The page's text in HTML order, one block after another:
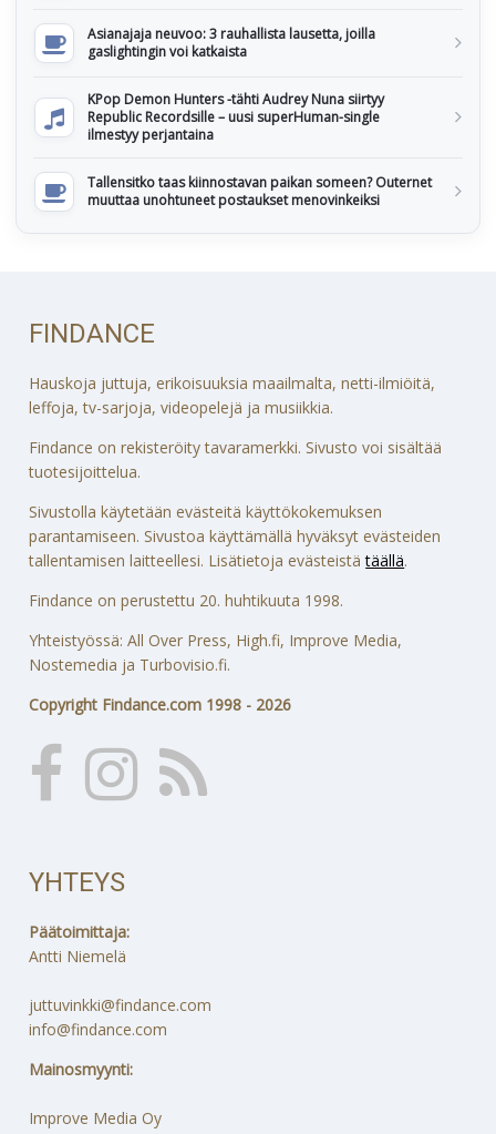
Asianajaja neuvoo: 3 rauhallista lausetta, joilla
gaslightingin voi katkaista
KPop Demon Hunters -tähti Audrey Nuna siirtyy
Republic Recordsille – uusi superHuman-single
ilmestyy perjantaina
Tallensitko taas kiinnostavan paikan someen? Outernet
muuttaa unohtuneet postaukset menovinkeiksi
FINDANCE
Hauskoja juttuja, erikoisuuksia maailmalta, netti-ilmiöitä,
leffoja, tv-sarjoja, videopelejä ja musiikkia.
Findance on rekisteröity tavaramerkki. Sivusto voi sisältää
tuotesijoittelua.
Sivustolla käytetään evästeitä käyttökokemuksen
parantamiseen. Sivustoa käyttämällä hyväksyt evästeiden
tallentamisen laitteellesi. Lisätietoja evästeistätäällä.
Findance on perustettu 20. huhtikuuta 1998.
Yhteistyössä: All Over Press, High.fi, Improve Media,
Nostemedia ja Turbovisio.fi.
Copyright Findance.com 1998 - 2026
YHTEYS
Päätoimittaja:
Antti Niemelä
juttuvinkki@findance.com
info@findance.com
Mainosmyynti:
Improve Media Oy